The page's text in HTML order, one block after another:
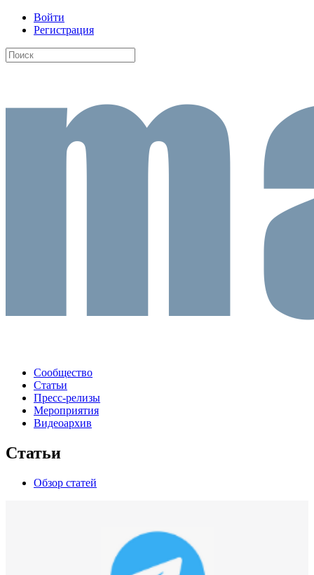
Войти
Регистрация
Сообщество
Статьи
Пресс-релизы
Мероприятия
Видеоархив
Статьи
Обзор статей